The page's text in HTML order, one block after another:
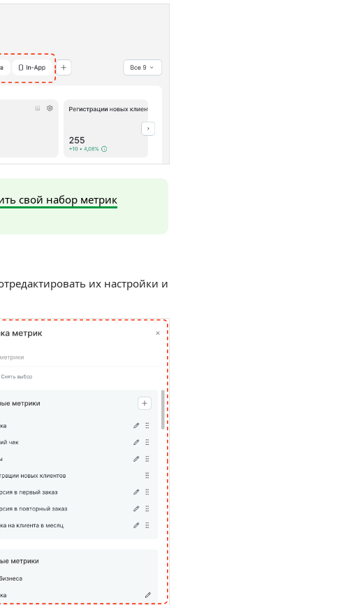
свой набор метрик
их настройки и